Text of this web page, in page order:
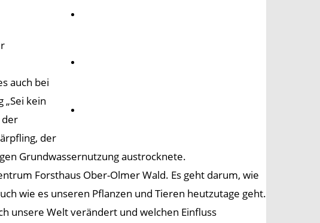
auch bei
„Sei kein
der
der
Grundwassernutzung austrocknete.
Forsthaus Ober-Olmer Wald. Es geht darum, wie
wie es unseren Pflanzen und Tieren heutzutage geht.
unsere Welt verändert und welchen Einfluss